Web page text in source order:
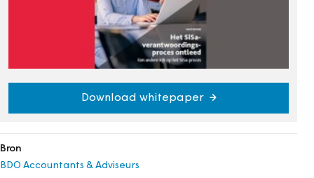
Download whitepaper
Bron
BDO Accountants & Adviseurs